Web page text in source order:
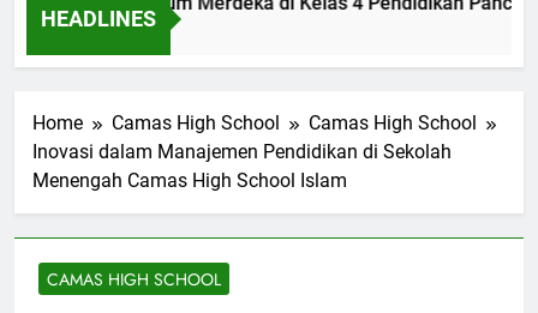
HEADLINES
Ago
Home Camas High School
Camas High School
Inovasi dalam Manajemen Pendidikan di Sekolah
Menengah Camas High School Islam
CAMAS HIGH SCHOOL